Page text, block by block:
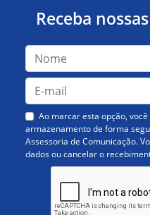
Receba
Ao marcar esta opção,
armazenamento de forma
Assessoria de Comunicação.
dados ou cancelar o